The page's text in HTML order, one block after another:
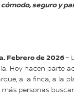
seguro y
Febrero de 2026–
Hoy hacen parte
a la finca, a la
más personas